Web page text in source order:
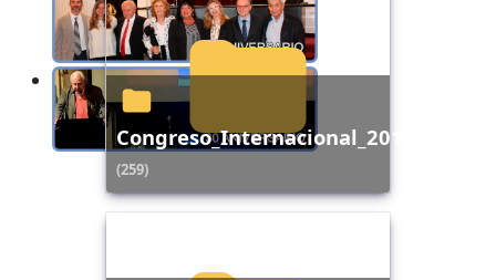
Congreso_Internacional_2015
(259)